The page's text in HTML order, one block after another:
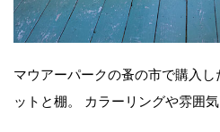
マウアーパークの蚤の市で購入
ットと棚。 カラーリングや雰囲気